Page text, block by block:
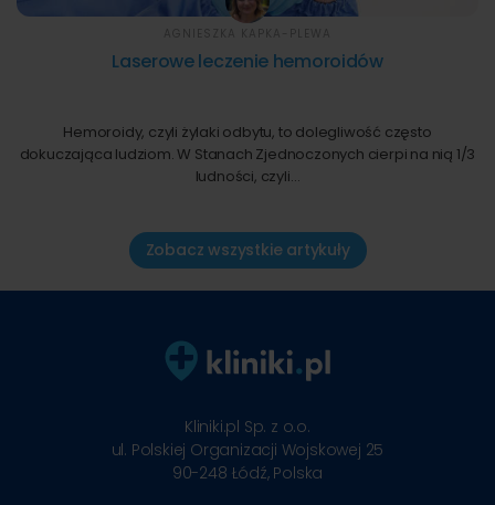
Laserowe leczenie hemoroidów
Hemoroidy, czyli żylaki odbytu, to dolegliwość często
dokuczająca ludziom. W Stanach Zjednoczonych cierpi na nią 1/3
ludności, czyli…
Zobacz wszystkie artykuły
Kliniki.pl Sp. z o.o.
ul. Polskiej Organizacji Wojskowej 25
90-248 Łódź, Polska